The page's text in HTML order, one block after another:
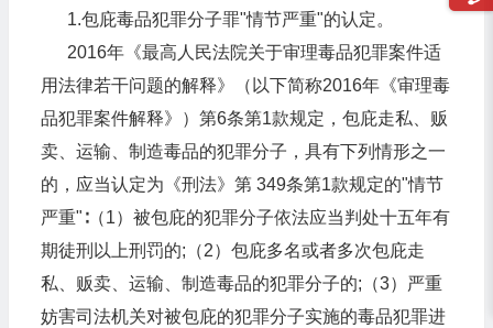
1.包庇毒品犯罪分子罪"情节严重"的认定。
2016年《最高人民法院关于审理毒品犯罪案件适
用法律若干问题的解释》（以下简称2016年《审理毒
品犯罪案件解释》）第6条第1款规定，包庇走私、贩
卖、运输、制造毒品的犯罪分子，具有下列情形之一
的，应当认定为《刑法》第 349条第1款规定的"情节
严重"∶（1）被包庇的犯罪分子依法应当判处十五年有
期徒刑以上刑罚的;（2）包庇多名或者多次包庇走
私、贩卖、运输、制造毒品的犯罪分子的;（3）严重
妨害司法机关对被包庇的犯罪分子实施的毒品犯罪进